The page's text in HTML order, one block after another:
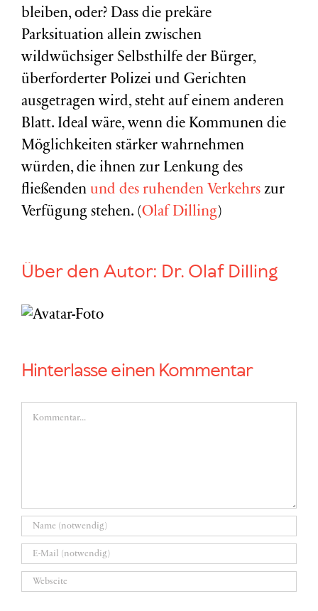
bleiben, oder? Dass die prekäre
Parksituation allein zwischen
wildwüchsiger Selbsthilfe der Bürger,
überforderter Polizei und Gerichten
ausgetragen wird, steht auf einem anderen
Blatt. Ideal wäre, wenn die Kommunen die
Möglichkeiten stärker wahrnehmen
würden, die ihnen zur Lenkung des
fließenden und des ruhenden Verkehrs zur
Verfügung stehen. (Olaf Dilling)
Über den Autor: Dr. Olaf Dilling
Hinterlasse einen Kommentar
Kommentar